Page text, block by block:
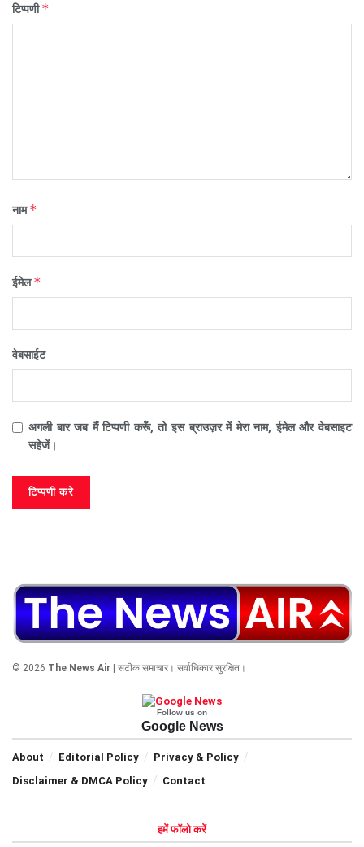
टिप्पणी*
नाम*
ईमेल*
वेबसाईट
अगली बार जब मैं टिप्पणी करूँ, तो इस ब्राउज़र में मेरा नाम, ईमेल और वेबसाइट
सहेजें।
© 2026 The News Air | सटीक समाचार। सर्वाधिकार सुरक्षित।
Follow us on
Google News
About Editorial Policy
Privacy & Policy
Disclaimer & DMCA Policy
Contact
हमें फॉलो करें